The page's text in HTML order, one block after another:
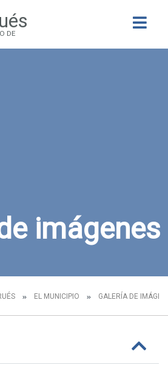
DE
imágenes
EL MUNICIPIO GALERÍA DE